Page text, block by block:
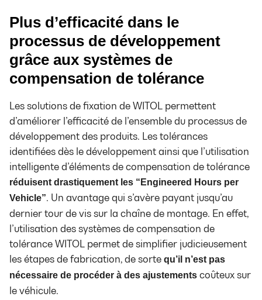
Plus d’efficacité dans le
processus de développement
grâce aux systèmes de
compensation de tolérance
Les solutions de fixation de WITOL permettent
d’améliorer l’efficacité de l’ensemble du processus de
développement des produits. Les tolérances
identifiées dès le développement ainsi que l’utilisation
intelligente d’éléments de compensation de tolérance
réduisent drastiquement les “Engineered Hours per
Vehicle”. Un avantage qui s’avère payant jusqu’au
dernier tour de vis sur la chaîne de montage. En effet,
l’utilisation des systèmes de compensation de
tolérance WITOL permet de simplifier judicieusement
les étapes de fabrication, de sorte qu’il n’est pas
nécessaire de procéder à des ajustements coûteux sur
le véhicule.